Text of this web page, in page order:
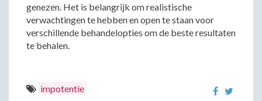
genezen. Het is belangrijk om realistische
verwachtingen te hebben en open te staan voor
verschillende behandelopties om de beste resultaten
te behalen.
impotentie